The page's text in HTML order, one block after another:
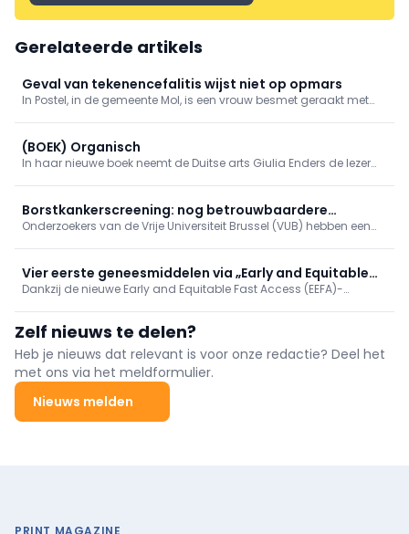
Gerelateerde artikels
Geval van tekenencefalitis wijst niet op opmars
In Postel, in de gemeente Mol, is een vrouw besmet geraakt met
(BOEK) Organisch
In haar nieuwe boek neemt de Duitse arts Giulia Enders de lezer
originele manier voorgesteld.
Borstkankerscreening: nog betrouwbaardere
simulatiemodellen
Onderzoekers van de Vrije Universiteit Brussel (VUB) hebben een
borstkankerscreening.
Vier eerste geneesmiddelen via „Early and Equitable
Access“
Dankzij de nieuwe Early and Equitable Fast Access (EEFA)-
de oncologie, maar één ervan is bestemd voor de nefrologie.
Zelf nieuws te delen?
Heb je nieuws dat relevant is voor onze redactie? Deel het
met ons via het meldformulier.
Nieuws melden
PRINT MAGAZINE